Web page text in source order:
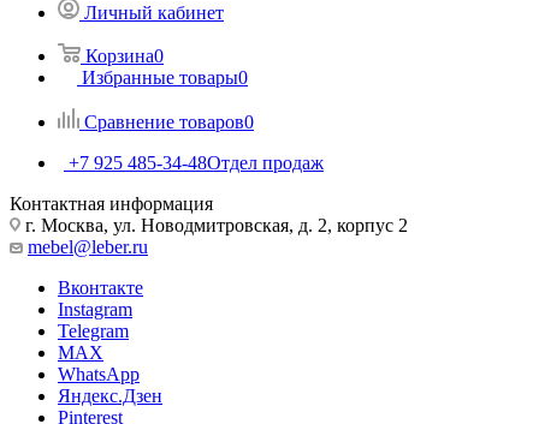
Личный кабинет
Корзина0
Избранные товары0
Сравнение товаров0
+7 925 485-34-48Отдел продаж
Контактная информация
г. Москва, ул. Новодмитровская, д. 2, корпус 2
mebel@leber.ru
Вконтакте
Instagram
Telegram
MAX
WhatsApp
Яндекс.Дзен
Pinterest